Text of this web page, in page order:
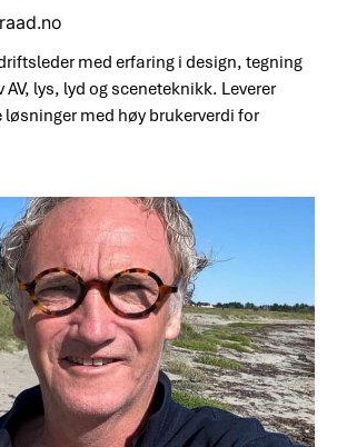
med erfaring i design, tegning
lys, lyd og sceneteknikk. Leverer
med høy brukerverdi for